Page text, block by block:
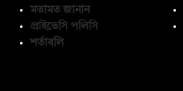
মতামত জানান
প্রাইভেসি পলিসি
শর্তাবলি